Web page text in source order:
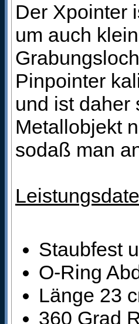
Der Xpointer
um auch
Pinpointer
und ist daher
Metallobjekt
sodaß man
Staubfest
O-Ring
Länge 23
360 Grad